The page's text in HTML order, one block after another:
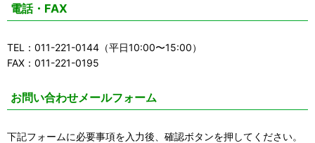
電話・FAX
TEL：011-221-0144（平日10:00〜15:00）
FAX：011-221-0195
お問い合わせメールフォーム
下記フォームに必要事項を入力後、確認ボタンを押してください。